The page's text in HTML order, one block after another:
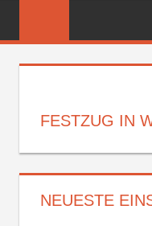
FESTZUG IN
NEUESTE